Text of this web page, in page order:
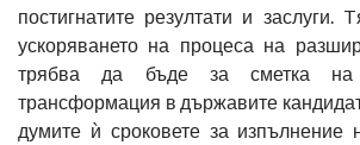
постигнатите резултати и заслуги.
ускоряването на процеса на
трябва да бъде за сметка на
трансформация в държавите
думите ѝ сроковете за